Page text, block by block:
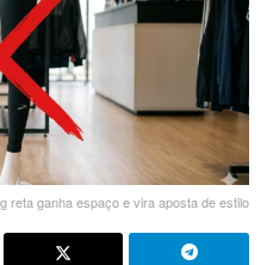
reta ganha espaço e vira aposta de estilo